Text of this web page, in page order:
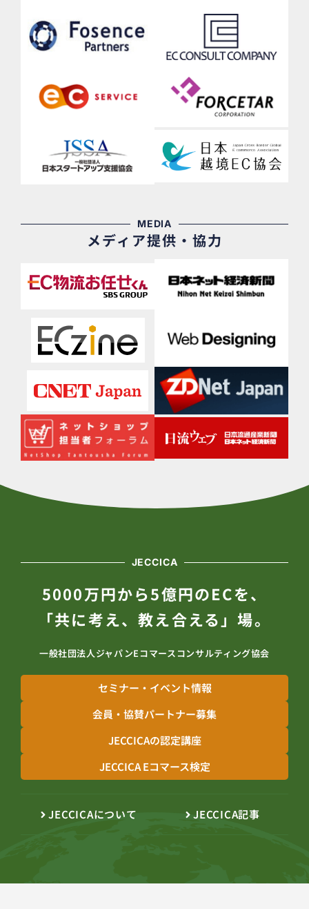
MEDIA
メディア提供・協力
JECCICA
5000万円から5億円のECを、
「共に考え、教え合える」場。
一般社団法人ジャパンEコマースコンサルティング協会
セミナー・イベント情報
会員・協賛パートナー募集
JECCICAの認定講座
JECCICA Eコマース検定
JECCICAについて JECCICA記事